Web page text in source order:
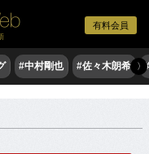
有料会員
#中村剛也 #佐々木朗希 〉